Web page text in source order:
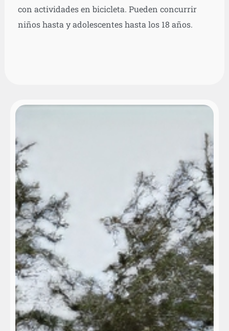
con actividades en bicicleta. Pueden concurrir
niños hasta y adolescentes hasta los 18 años.